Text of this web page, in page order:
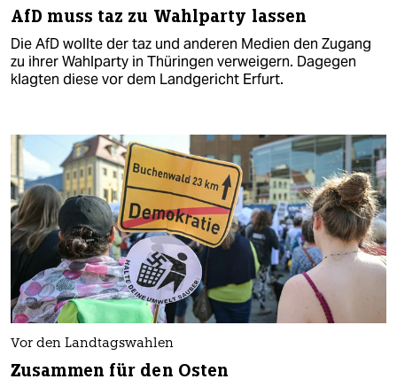
AfD muss taz zu Wahlparty lassen
Die AfD wollte der taz und anderen Medien den Zugang
zu ihrer Wahlparty in Thüringen verweigern. Dagegen
klagten diese vor dem Landgericht Erfurt.
Vor den Landtagswahlen
Zusammen für den Osten